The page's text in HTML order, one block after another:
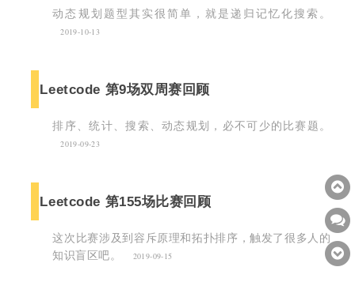
动态规划题型其实很简单，就是递归记忆化搜索。
2019-10-13
Leetcode 第9场双周赛回顾
排序、统计、搜索、动态规划，必不可少的比赛题。
2019-09-23
Leetcode 第155场比赛回顾
这次比赛涉及到容斥原理和拓扑排序，触发了很多人的
知识盲区吧。
2019-09-15